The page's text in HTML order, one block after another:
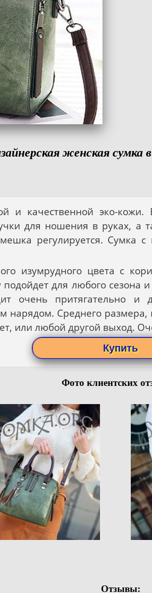
женская
и качественной эко-
для ношения в руках,
регулируется. Сумка
изумрудного цвета с
подойдет для любого
очень притягательно и
нарядом. Среднего
или любой другой выход.
Фото клиентских
Отзывы: